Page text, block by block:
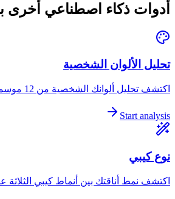
أدوات ذكاء اصطناعي أخرى
تحليل الألوان الشخصية
اكتشف تحليل ألوانك الشخصية من 12 موسماً ولوحتك الأمثل.
Start analysis
نوع كيبي
اكتشف نمط أناقتك بين أنماط كيبي الثلاثة